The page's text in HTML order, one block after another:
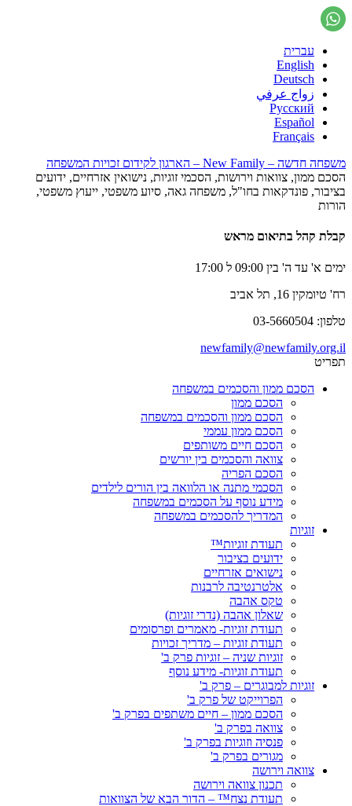
עברית
English
Deutsch
زواج عرفي
Русский
Español
Français
משפחה חדשה – New Family – הארגון לקידום זכויות המשפחה
הסכם ממון, צוואות וירושות, הסכמי זוגיות, נישואין אזרחיים, ידועים
בציבור, פונדקאות בחו"ל, משפחה גאה, סיוע משפטי, ייעוץ משפטי,
הורות
קבלת קהל בתיאום מראש
ימים א' עד ה' בין 09:00 ל 17:00
רח' טיומקין 16, תל אביב
טלפון: 03-5660504
newfamily@newfamily.org.il
תפריט
הסכם ממון והסכמים במשפחה
הסכם ממון
הסכם ממון והסכמים במשפחה
הסכם ממון עממי
הסכם חיים משותפים
צוואה והסכמים בין יורשים
הסכם הפריה
הסכמי מתנה או הלוואה בין הורים לילדים
מידע נוסף על הסכמים במשפחה
המדריך להסכמים במשפחה
זוגיות
תעודת זוגיות™
ידועים בציבור
נישואים אזרחיים
אלטרנטיבה לרבנות
טקס אהבה
שאלון אהבה (נדרי זוגיות)
תעודת זוגיות- מאמרים ופרסומים
תעודת זוגיות – מדריך זכויות
זוגיות שניה – זוגיות פרק ב'
תעודת זוגיות- מידע נוסף
זוגיות למבוגרים – פרק ב'
הפרוייקט של פרק ב'
הסכם ממון – חיים משתפים בפרק ב'
צוואה בפרק ב'
פנסיה וזוגיות בפרק ב'
מגורים בפרק ב'
צוואה וירושה
תכנון צוואה וירושה
תעודת נצח™ – הדור הבא של הצוואות